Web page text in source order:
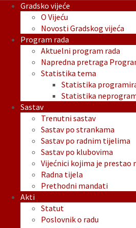
Gradsko vijeće
O Vijeću
Novosti Gradskog vijeća
Program rada
Aktuelni program rada
Napredna pretraga
Statistika tema
Statistika
Statistika
Sastav
Trenutni sastav
Sastav po strankama
Sastav po radnim tijelima
Sastav po klubovima
Vijećnici kojima je prestao
Radna tijela
Prethodni mandati
Akti
Statut
Poslovnik o radu